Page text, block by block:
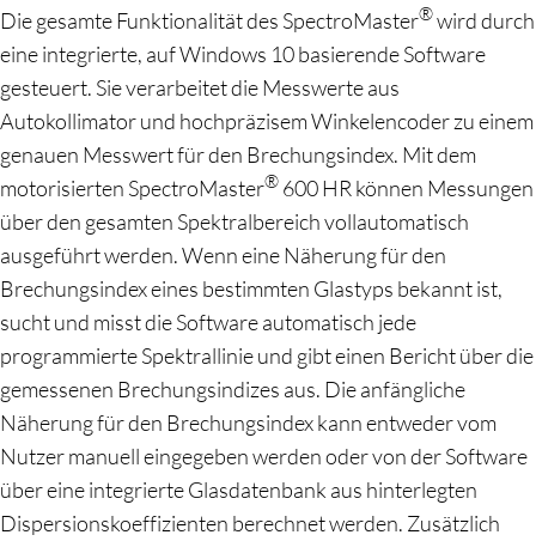
Die gesamte Funktionalität des SpectroMaster®wird durch
eine integrierte, auf Windows 10 basierende Software
gesteuert. Sie verarbeitet die Messwerte aus
Autokollimator und hochpräzisem Winkelencoder zu einem
genauen Messwert für den Brechungsindex. Mit dem
motorisierten SpectroMaster® 600 HR können Messungen
über den gesamten Spektralbereich vollautomatisch
ausgeführt werden. Wenn eine Näherung für den
Brechungsindex eines bestimmten Glastyps bekannt ist,
sucht und misst die Software automatisch jede
programmierte Spektrallinie und gibt einen Bericht über die
gemessenen Brechungsindizes aus. Die anfängliche
Näherung für den Brechungsindex kann entweder vom
Nutzer manuell eingegeben werden oder von der Software
über eine integrierte Glasdatenbank aus hinterlegten
Dispersionskoeffizienten berechnet werden. Zusätzlich